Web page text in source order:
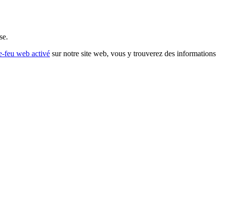
feu web activé sur notre site web, vous y trouverez des informations